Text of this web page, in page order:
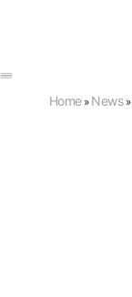
Home» News»